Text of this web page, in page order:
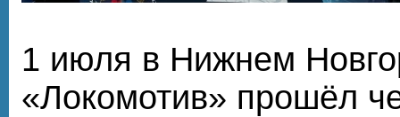
1 июля в Нижнем
«Локомотив» прошёл